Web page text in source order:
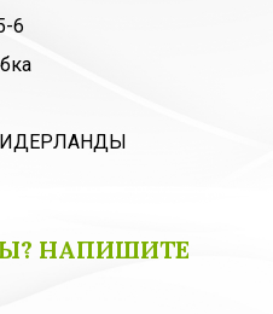
6
НАПИШИТЕ